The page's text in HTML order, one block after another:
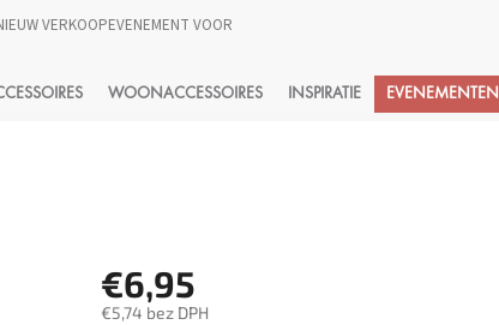
VERKOOPEVENEMENT VOOR
Nákupní
WOONACCESSOIRES INSPIRATIE EVENEMENTEN
€6,95
€5,74 bez DPH